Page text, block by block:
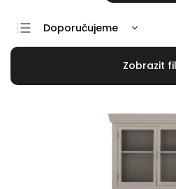
Doporučujeme
Nejlevnější